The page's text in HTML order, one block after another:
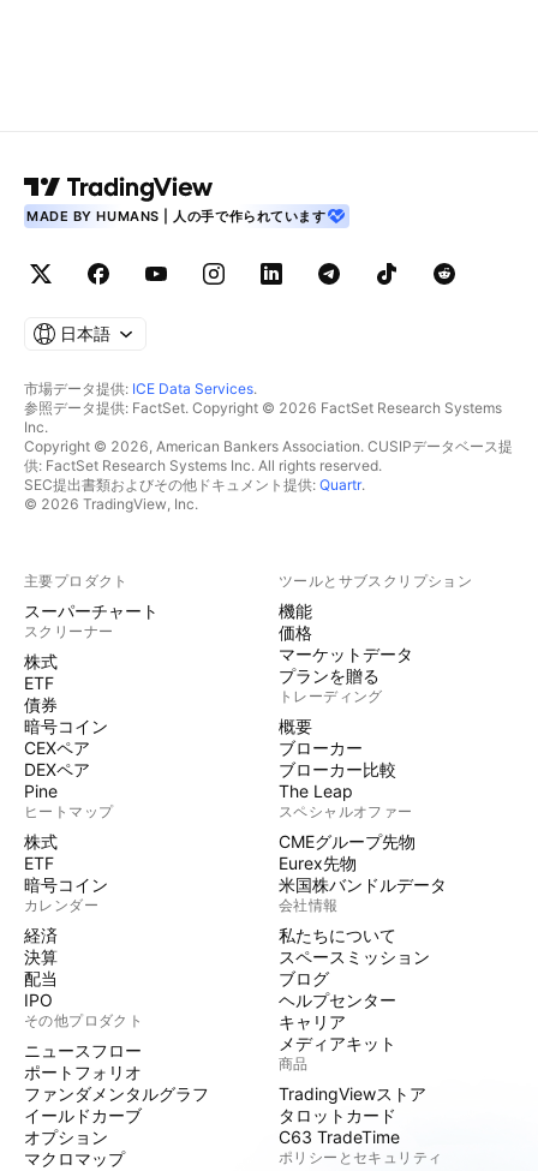
MADE BY HUMANS | 人の手で作られています
日本語
市場データ提供: ICE Data Services.
参照データ提供: FactSet. Copyright © 2026 FactSet Research Systems
Inc.
Copyright © 2026, American Bankers Association. CUSIPデータベース提
供: FactSet Research Systems Inc. All rights reserved.
SEC提出書類およびその他ドキュメント提供: Quartr.
© 2026 TradingView, Inc.
主要プロダクト
スーパーチャート
スクリーナー
株式
ETF
債券
暗号コイン
CEXペア
DEXペア
Pine
ヒートマップ
株式
ETF
暗号コイン
カレンダー
経済
決算
配当
IPO
その他プロダクト
ニュースフロー
ポートフォリオ
ファンダメンタルグラフ
イールドカーブ
オプション
マクロマップ
ツールとサブスクリプション
機能
価格
マーケットデータ
プランを贈る
トレーディング
概要
ブローカー
ブローカー比較
The Leap
スペシャルオファー
CMEグループ先物
Eurex先物
米国株バンドルデータ
会社情報
私たちについて
スペースミッション
ブログ
ヘルプセンター
キャリア
メディアキット
商品
TradingViewストア
タロットカード
C63 TradeTime
ポリシーとセキュリティ